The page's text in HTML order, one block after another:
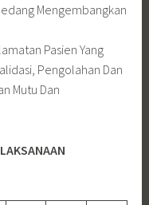
Mengembangkan
Pasien Yang
Pengolahan Dan
Mutu Dan